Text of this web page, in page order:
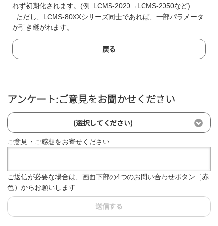
れず初期化されます。(例: LCMS-2020→LCMS-2050など)
ただし、LCMS-80XXシリーズ同士であれば、一部パラメータ
が引き継がれます。
戻る
アンケート:ご意見をお聞かせください
(選択してください)
ご意見・ご感想をお寄せください
ご返信が必要な場合は、画面下部の4つのお問い合わせボタン（赤
色）からお願いします
送信する